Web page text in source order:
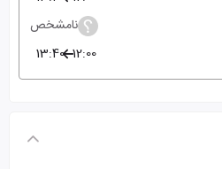
نامشخص
12:00
13:40